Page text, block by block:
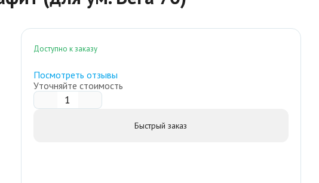
Доступно к заказу
Посмотреть отзывы
Уточняйте стоимость
Быстрый заказ